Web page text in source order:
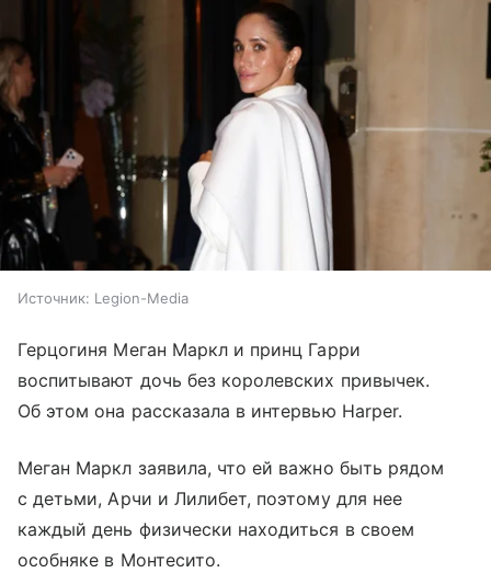
Источник: Legion-Media
Герцогиня Меган Маркл и принц Гарри
воспитывают дочь без королевских привычек.
Об этом она рассказала в интервью Harper.
Меган Маркл заявила, что ей важно быть рядом
с детьми, Арчи и Лилибет, поэтому для нее
каждый день физически находиться в своем
особняке в Монтесито.